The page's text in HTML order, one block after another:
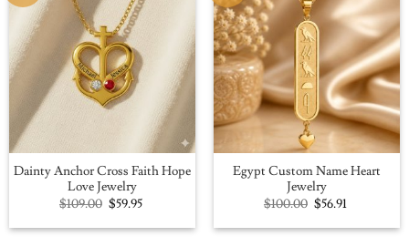
Dainty Anchor Cross Faith Hope
Love Jewelry
$109.00 Original
price
was:
$59.95Current
is:
Egypt Custom Name Heart
Jewelry
$100.00 Original
price
was:
$56.91Current
is: